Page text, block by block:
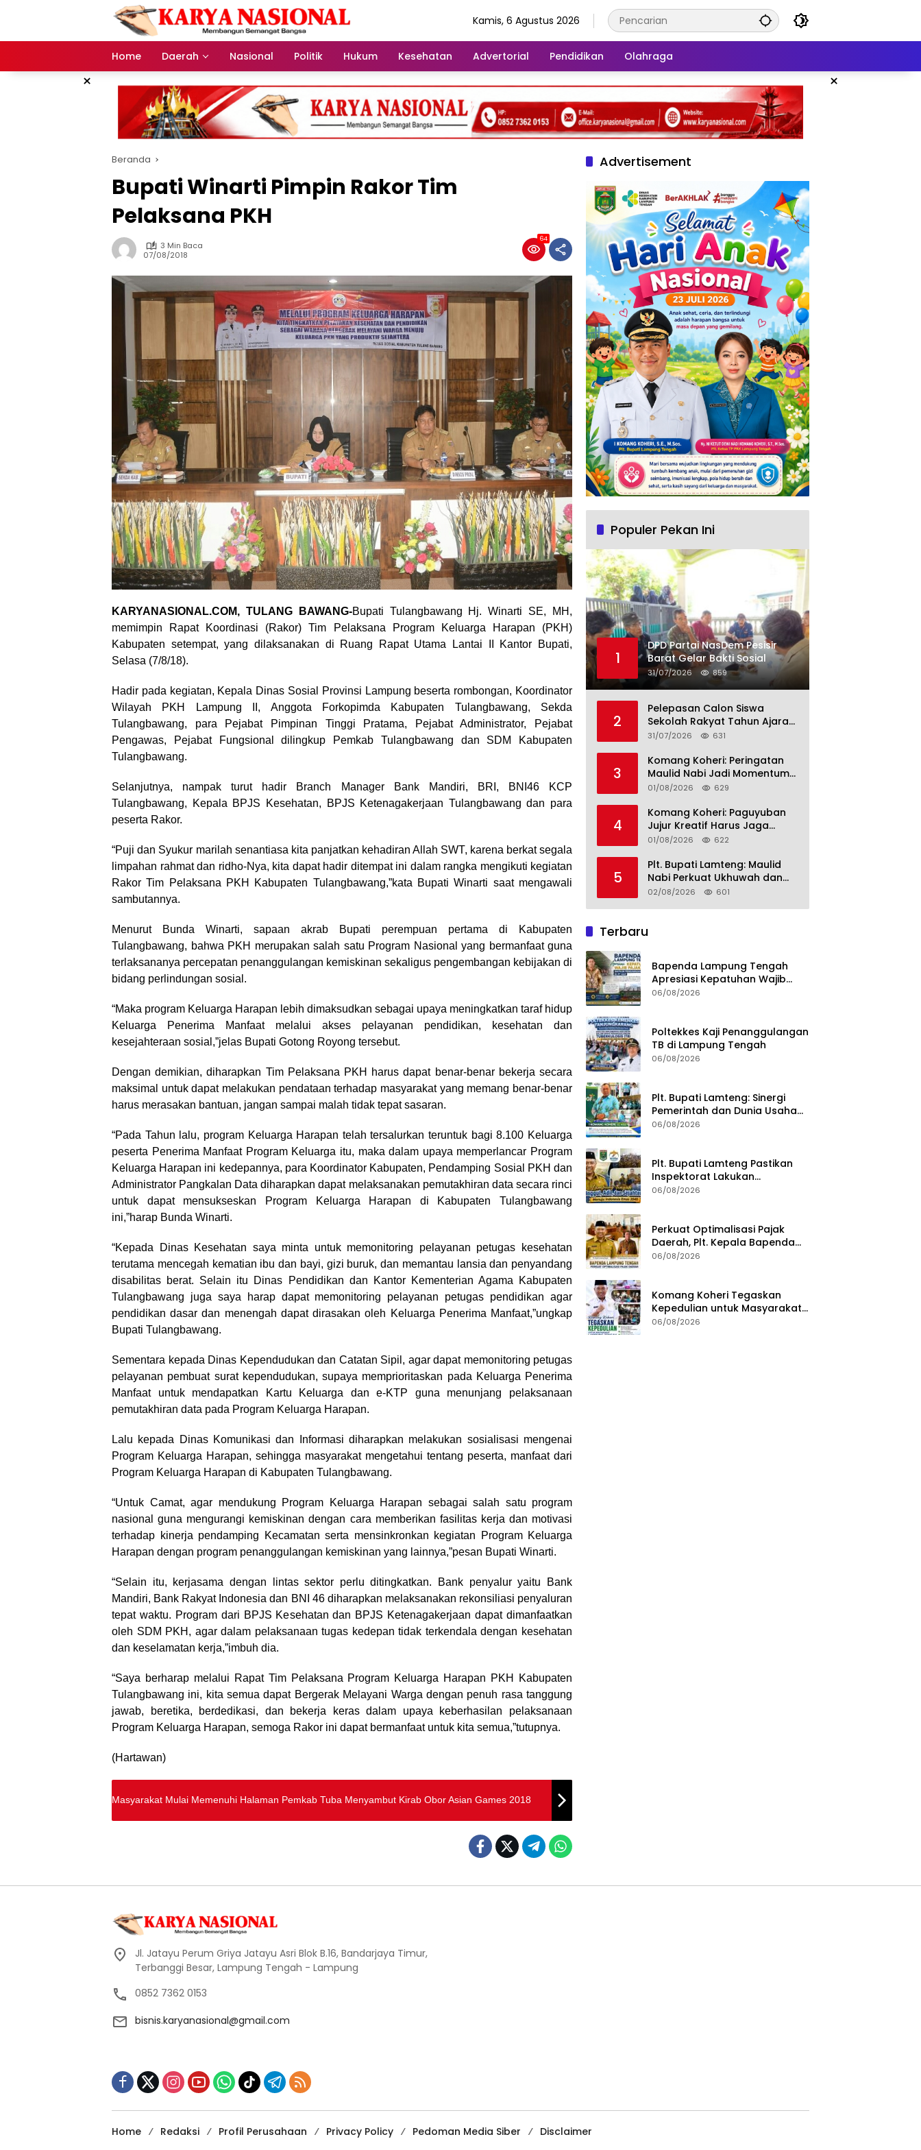
Kamis, 6 Agustus 2026
Home Daerah Nasional Politik Hukum Kesehatan Advertorial Pendidikan Olahraga
× ×
Beranda
Bupati Winarti Pimpin Rakor Tim
Pelaksana PKH
3 Min Baca
07/08/2018
64
KARYANASIONAL.COM, TULANG BAWANG-Bupati Tulangbawang Hj. Winarti SE, MH,
memimpin Rapat Koordinasi (Rakor) Tim Pelaksana Program Keluarga Harapan (PKH)
Kabupaten setempat, yang dilaksanakan di Ruang Rapat Utama Lantai II Kantor Bupati,
Selasa (7/8/18).
Hadir pada kegiatan, Kepala Dinas Sosial Provinsi Lampung beserta rombongan, Koordinator
Wilayah PKH Lampung II, Anggota Forkopimda Kabupaten Tulangbawang, Sekda
Tulangbawang, para Pejabat Pimpinan Tinggi Pratama, Pejabat Administrator, Pejabat
Pengawas, Pejabat Fungsional dilingkup Pemkab Tulangbawang dan SDM Kabupaten
Tulangbawang.
Selanjutnya, nampak turut hadir Branch Manager Bank Mandiri, BRI, BNI46 KCP
Tulangbawang, Kepala BPJS Kesehatan, BPJS Ketenagakerjaan Tulangbawang dan para
peserta Rakor.
“Puji dan Syukur marilah senantiasa kita panjatkan kehadiran Allah SWT, karena berkat segala
limpahan rahmat dan ridho-Nya, kita dapat hadir ditempat ini dalam rangka mengikuti kegiatan
Rakor Tim Pelaksana PKH Kabupaten Tulangbawang,”kata Bupati Winarti saat mengawali
sambutannya.
Menurut Bunda Winarti, sapaan akrab Bupati perempuan pertama di Kabupaten
Tulangbawang, bahwa PKH merupakan salah satu Program Nasional yang bermanfaat guna
terlaksananya percepatan penanggulangan kemiskinan sekaligus pengembangan kebijakan di
bidang perlindungan sosial.
“Maka program Keluarga Harapan lebih dimaksudkan sebagai upaya meningkatkan taraf hidup
Keluarga Penerima Manfaat melalui akses pelayanan pendidikan, kesehatan dan
kesejahteraan sosial,”jelas Bupati Gotong Royong tersebut.
Dengan demikian, diharapkan Tim Pelaksana PKH harus dapat benar-benar bekerja secara
maksimal untuk dapat melakukan pendataan terhadap masyarakat yang memang benar-benar
harus merasakan bantuan, jangan sampai malah tidak tepat sasaran.
“Pada Tahun lalu, program Keluarga Harapan telah tersalurkan teruntuk bagi 8.100 Keluarga
peserta Penerima Manfaat Program Keluarga itu, maka dalam upaya memperlancar Program
Keluarga Harapan ini kedepannya, para Koordinator Kabupaten, Pendamping Sosial PKH dan
Administrator Pangkalan Data diharapkan dapat melaksanakan pemutakhiran data secara rinci
untuk dapat mensukseskan Program Keluarga Harapan di Kabupaten Tulangbawang
ini,”harap Bunda Winarti.
“Kepada Dinas Kesehatan saya minta untuk memonitoring pelayanan petugas kesehatan
terutama mencegah kematian ibu dan bayi, gizi buruk, dan memantau lansia dan penyandang
disabilitas berat. Selain itu Dinas Pendidikan dan Kantor Kementerian Agama Kabupaten
Tulangbawang juga saya harap dapat memonitoring pelayanan petugas pendidikan agar
pendidikan dasar dan menengah dapat dirasakan oleh Keluarga Penerima Manfaat,”ungkap
Bupati Tulangbawang.
Sementara kepada Dinas Kependudukan dan Catatan Sipil, agar dapat memonitoring petugas
pelayanan pembuat surat kependudukan, supaya memprioritaskan pada Keluarga Penerima
Manfaat untuk mendapatkan Kartu Keluarga dan e-KTP guna menunjang pelaksanaan
pemutakhiran data pada Program Keluarga Harapan.
Lalu kepada Dinas Komunikasi dan Informasi diharapkan melakukan sosialisasi mengenai
Program Keluarga Harapan, sehingga masyarakat mengetahui tentang peserta, manfaat dari
Program Keluarga Harapan di Kabupaten Tulangbawang.
“Untuk Camat, agar mendukung Program Keluarga Harapan sebagai salah satu program
nasional guna mengurangi kemiskinan dengan cara memberikan fasilitas kerja dan motivasi
terhadap kinerja pendamping Kecamatan serta mensinkronkan kegiatan Program Keluarga
Harapan dengan program penanggulangan kemiskinan yang lainnya,”pesan Bupati Winarti.
“Selain itu, kerjasama dengan lintas sektor perlu ditingkatkan. Bank penyalur yaitu Bank
Mandiri, Bank Rakyat Indonesia dan BNI 46 diharapkan melaksanakan rekonsiliasi penyaluran
tepat waktu. Program dari BPJS Kesehatan dan BPJS Ketenagakerjaan dapat dimanfaatkan
oleh SDM PKH, agar dalam pelaksanaan tugas kedepan tidak terkendala dengan kesehatan
dan keselamatan kerja,”imbuh dia.
“Saya berharap melalui Rapat Tim Pelaksana Program Keluarga Harapan PKH Kabupaten
Tulangbawang ini, kita semua dapat Bergerak Melayani Warga dengan penuh rasa tanggung
jawab, beretika, berdedikasi, dan bekerja keras dalam upaya keberhasilan pelaksanaan
Program Keluarga Harapan, semoga Rakor ini dapat bermanfaat untuk kita semua,”tutupnya.
(Hartawan)
Masyarakat Mulai Memenuhi Halaman Pemkab Tuba Menyambut Kirab Obor Asian Games 2018
Advertisement
Populer Pekan Ini
1
DPD Partai NasDem Pesisir
Barat Gelar Bakti Sosial
31/07/2026 859
2
Pelepasan Calon Siswa
Sekolah Rakyat Tahun Ajaran
2026–2027, Plt. Bupati
Hadirkan Pendidikan
Berkualitas
31/07/2026 631
3
Komang Koheri: Peringatan
Maulid Nabi Jadi Momentum
Perkuat Ukhuwah Umat di
01/08/2026 629
4
Komang Koheri: Paguyuban
Jujur Kreatif Harus Jaga
Persatuan untuk Kemajuan
01/08/2026 622
5
Plt. Bupati Lamteng: Maulid
Nabi Perkuat Ukhuwah dan
Jaga Kerukunan Umat
02/08/2026 601
Terbaru
Bapenda Lampung Tengah
Apresiasi Kepatuhan Wajib
Pajak, Siapkan Pengawasan
06/08/2026
Poltekkes Kaji Penanggulangan
TB di Lampung Tengah
06/08/2026
Plt. Bupati Lamteng: Sinergi
Pemerintah dan Dunia Usaha
Kunci Pembangunan
06/08/2026
Plt. Bupati Lamteng Pastikan
Inspektorat Lakukan
Pemeriksaan Akhir Masa
06/08/2026
Perkuat Optimalisasi Pajak
Daerah, Plt. Kepala Bapenda
Lampung Tengah Minta Seluruh
06/08/2026
Komang Koheri Tegaskan
Kepedulian untuk Masyarakat
Lampung Tengah Lewat
06/08/2026
Jl. Jatayu Perum Griya Jatayu Asri Blok B.16, Bandarjaya Timur,
Terbanggi Besar, Lampung Tengah - Lampung
0852 7362 0153
bisnis.karyanasional@gmail.com
Home Redaksi Profil Perusahaan Privacy Policy Pedoman Media Siber
Disclaimer